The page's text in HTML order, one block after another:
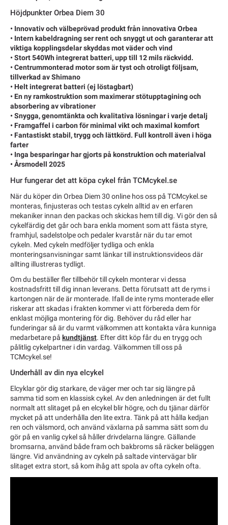
Höjdpunkter Orbea Diem 30
• Innovativ och välbeprövad produkt från innovativa Orbea
• Intern kabeldragning ser rent och snyggt ut och garanterar att
viktiga kopplingsdelar skyddas mot väder och vind
• Stort 540Wh integrerat batteri, upp till 12 mils räckvidd.
• Centrummonterad motor som är tyst och otroligt följsam,
tillverkad av Shimano
• Helt integrerat batteri (ej löstagbart)
• En ny ramkostruktion som maximerar stötupptagining och
absorbering av vibrationer
• Snygga, genomtänkta och kvalitativa lösningar i varje detalj
• Framgaffel i carbon för minimal vikt och maximal komfort
• Fantastiskt stabil, trygg och lättkörd. Full kontroll även i höga
farter
• Inga besparingar har gjorts på konstruktion och materialval
• Årsmodell 2025
Hur fungerar det att köpa cykel från TCMcykel.se
När du köper din Orbea Diem 30 online hos oss på TCMcykel.se
monteras, finjusteras och testas cykeln alltid av en erfaren
mekaniker innan den packas och skickas hem till dig. Vi gör den så
cykelfärdig det går och bara enkla moment som att fästa styre,
framhjul, sadelstolpe och pedaler kvarstår när du tar emot
cykeln. Med cykeln medföljer tydliga och enkla
monteringsanvisningar samt länkar till instruktionsvideos där
allting illustreras tydligt.
Om du beställer fler tillbehör till cykeln monterar vi dessa
kostnadsfritt till dig innan leverans. Detta förutsatt att de ryms i
kartongen när de är monterade. Ifall de inte ryms monterade eller
riskerar att skadas i frakten kommer vi att förbereda dem för
enklast möjliga montering för dig. Behöver du råd eller har
funderingar så är du varmt välkommen att kontakta våra kunniga
medarbetare på kundtjänst. Efter ditt köp får du en trygg och
pålitlig cykelpartner i din vardag. Välkommen till oss på
TCMcykel.se!
Underhåll av din nya elcykel
Elcyklar gör dig starkare, de väger mer och tar sig längre på
samma tid som en klassisk cykel. Av den anledningen är det fullt
normalt att slitaget på en elcykel blir högre, och du tjänar därför
mycket på att underhålla den lite extra. Tänk på att hålla kedjan
ren och välsmord, och använd växlarna på samma sätt som du
gör på en vanlig cykel så håller drivdelarna längre. Gällande
bromsarna, använd både fram och bakbroms så räcker beläggen
längre. Vid användning av cykeln på saltade vintervägar blir
slitaget extra stort, så kom ihåg att spola av ofta cykeln ofta.